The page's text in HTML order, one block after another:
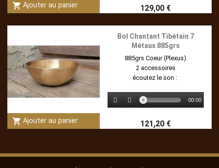
shopping_cart Ajouter au panier 129,00 €
shopping_cart Ajouter au panier
Bol Chantant Tibétain 7
Métaux 885grs
885grs Coeur (Plexus)
2 accessoires
écoutez le son :
00:00
121,20 €